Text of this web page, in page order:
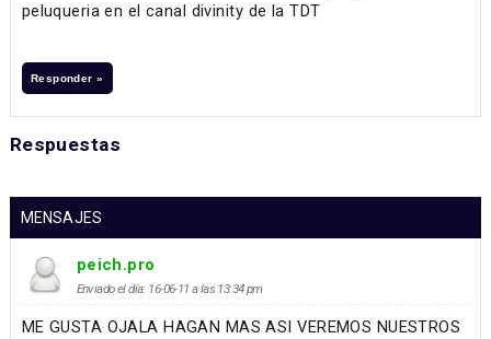
peluqueria en el canal divinity de la TDT
Responder »
Respuestas
MENSAJES
peich.pro
Enviado el día: 16-06-11 a las 13:34 pm
ME GUSTA OJALA HAGAN MAS ASI VEREMOS NUESTROS